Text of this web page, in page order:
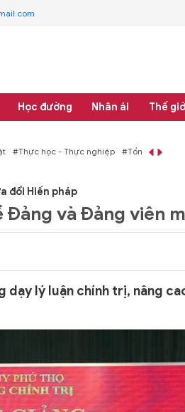
Học đường Nhân ái Thế
#Thực học - Thực nghiệp #Tổng rà soát
đổi Hiến pháp
và Đảng viên
dạy lý luận chính trị, nâng